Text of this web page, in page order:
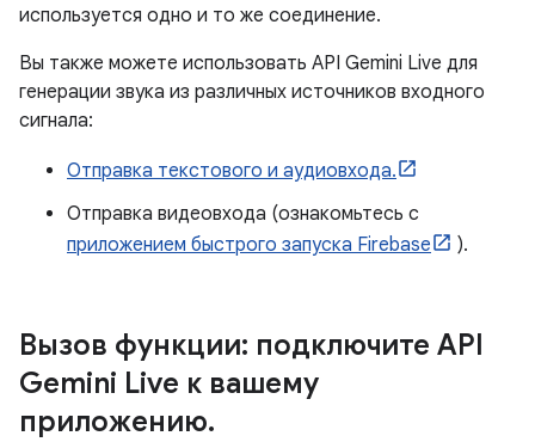
используется одно и то же соединение.
Вы также можете использовать API Gemini Live для
генерации звука из различных источников входного
сигнала:
Отправка текстового и аудиовхода.
Отправка видеовхода (ознакомьтесь с
приложением быстрого запуска Firebase
).
Вызов функции: подключите API
Gemini Live к вашему
приложению.